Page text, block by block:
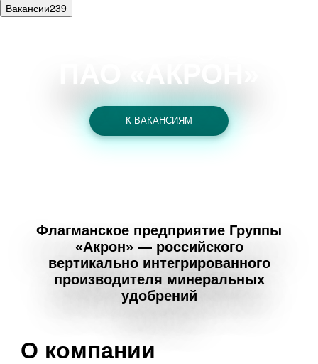
Вакансии239
ПАО «АКРОН»
К ВАКАНСИЯМ
Флагманское предприятие Группы
«Акрон» — российского
вертикально интегрированного
производителя минеральных
удобрений
О компании